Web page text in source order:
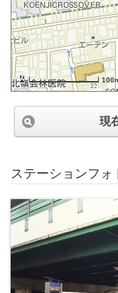
現
ステーションフォ